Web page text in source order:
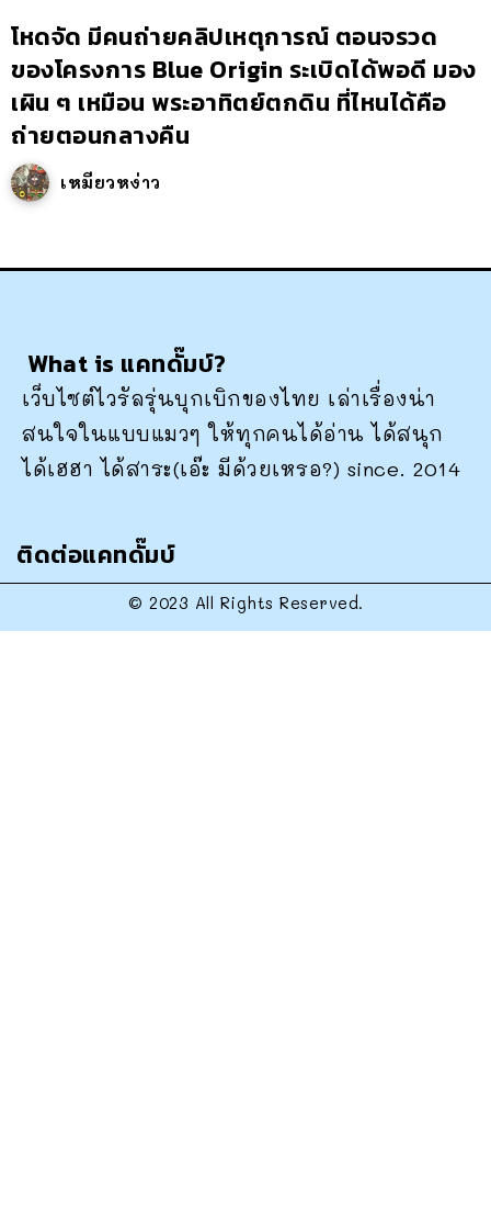
โหดจัด มีคนถ่ายคลิปเหตุการณ์ ตอนจรวด
ของโครงการ Blue Origin ระเบิดได้พอดี มอง
เผิน ๆ เหมือน พระอาทิตย์ตกดิน ที่ไหนได้คือ
ถ่ายตอนกลางคืน
เหมียวหง่าว
What is แคทดั๊มบ์?
เว็บไซต์ไวรัลรุ่นบุกเบิกของไทย เล่าเรื่องน่า
สนใจในแบบแมวๆ ให้ทุกคนได้อ่าน ได้สนุก
ได้เฮฮา ได้สาระ(เอ๊ะ มีด้วยเหรอ?) since. 2014
ติดต่อแคทดั๊มบ์
© 2023 All Rights Reserved.